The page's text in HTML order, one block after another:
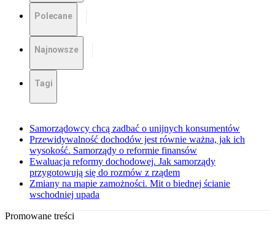
Polecane
Najnowsze
Tagi
Samorządowcy chcą zadbać o unijnych konsumentów
Przewidywalność dochodów jest równie ważna, jak ich
wysokość. Samorządy o reformie finansów
Ewaluacja reformy dochodowej. Jak samorządy
przygotowują się do rozmów z rządem
Zmiany na mapie zamożności. Mit o biednej ścianie
wschodniej upada
Promowane treści